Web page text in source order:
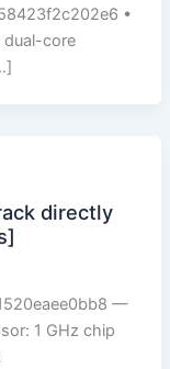
•
dual-core
directly
—
1 GHz chip